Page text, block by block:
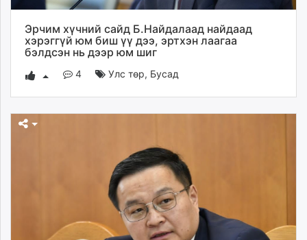
Эрчим хүчний сайд Б.Найдалаад найдаад
хэрэггүй юм биш үү дээ, эртхэн лаагаа
бэлдсэн нь дээр юм шиг
4 Улс төр, Бусад